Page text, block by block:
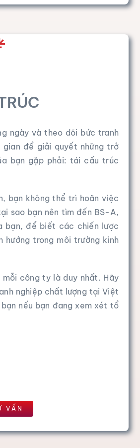
ngày và theo dõi bức tranh
để giải quyết những trở
bạn gặp phải: tái cấu trúc
bạn không thể trì hoãn việc
sao bạn nên tìm đến BS-A,
bạn, để biết các chiến lược
trong môi trường kinh
công ty là duy nhất. Hãy
nghiệp chất lượng tại Việt
nếu bạn đang xem xét tổ
​​VẤN